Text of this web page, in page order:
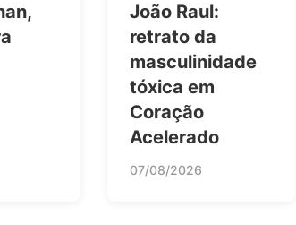
João Raul:
retrato da
masculinidade
tóxica em
Coração
Acelerado
07/08/2026